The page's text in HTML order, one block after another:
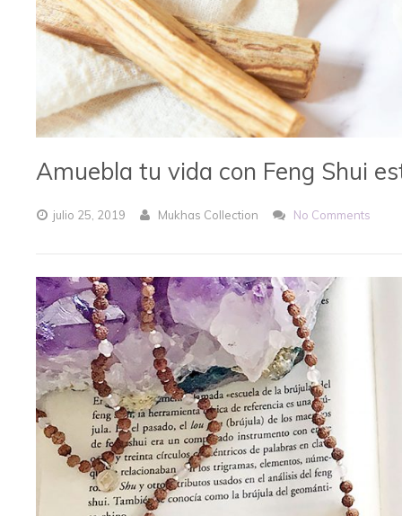
Amuebla tu vida con Feng Shui
julio 25, 2019 Mukhas Collection No Comments